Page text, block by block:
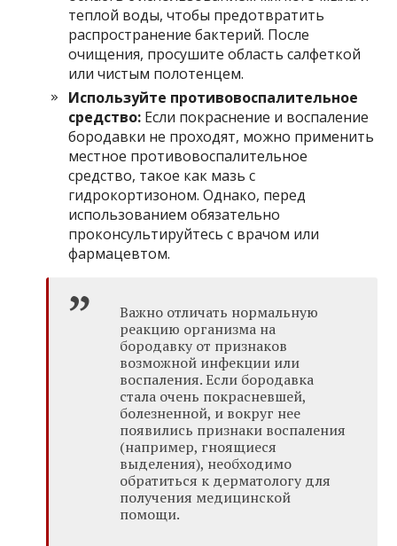
теплой воды, чтобы предотвратить
распространение бактерий. После
очищения, просушите область салфеткой
или чистым полотенцем.
Используйте противовоспалительное
средство: Если покраснение и воспаление
бородавки не проходят, можно применить
местное противовоспалительное
средство, такое как мазь с
гидрокортизоном. Однако, перед
использованием обязательно
проконсультируйтесь с врачом или
фармацевтом.
Важно отличать нормальную
реакцию организма на
бородавку от признаков
возможной инфекции или
воспаления. Если бородавка
стала очень покрасневшей,
болезненной, и вокруг нее
появились признаки воспаления
(например, гноящиеся
выделения), необходимо
обратиться к дерматологу для
получения медицинской
помощи.